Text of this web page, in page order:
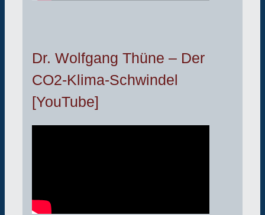
Dr. Wolfgang Thüne – Der
CO2-Klima-Schwindel
[YouTube]